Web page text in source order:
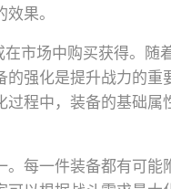
果。
市场中购买获得。随
强化是提升战力的重
程中，装备的基础属
每一件装备都有可能